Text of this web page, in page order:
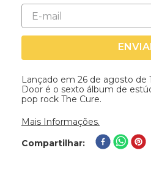
Lançado em 26 de agosto de
Door é o sexto álbum de
pop rock The Cure.
Mais Informações.
Compartilhar